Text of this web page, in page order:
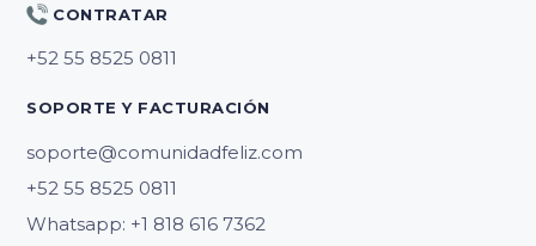
CONTRATAR
SOPORTE Y FACTURACIÓN
soporte@comunidadfeliz.com
Whatsapp: +1 818 616 7362